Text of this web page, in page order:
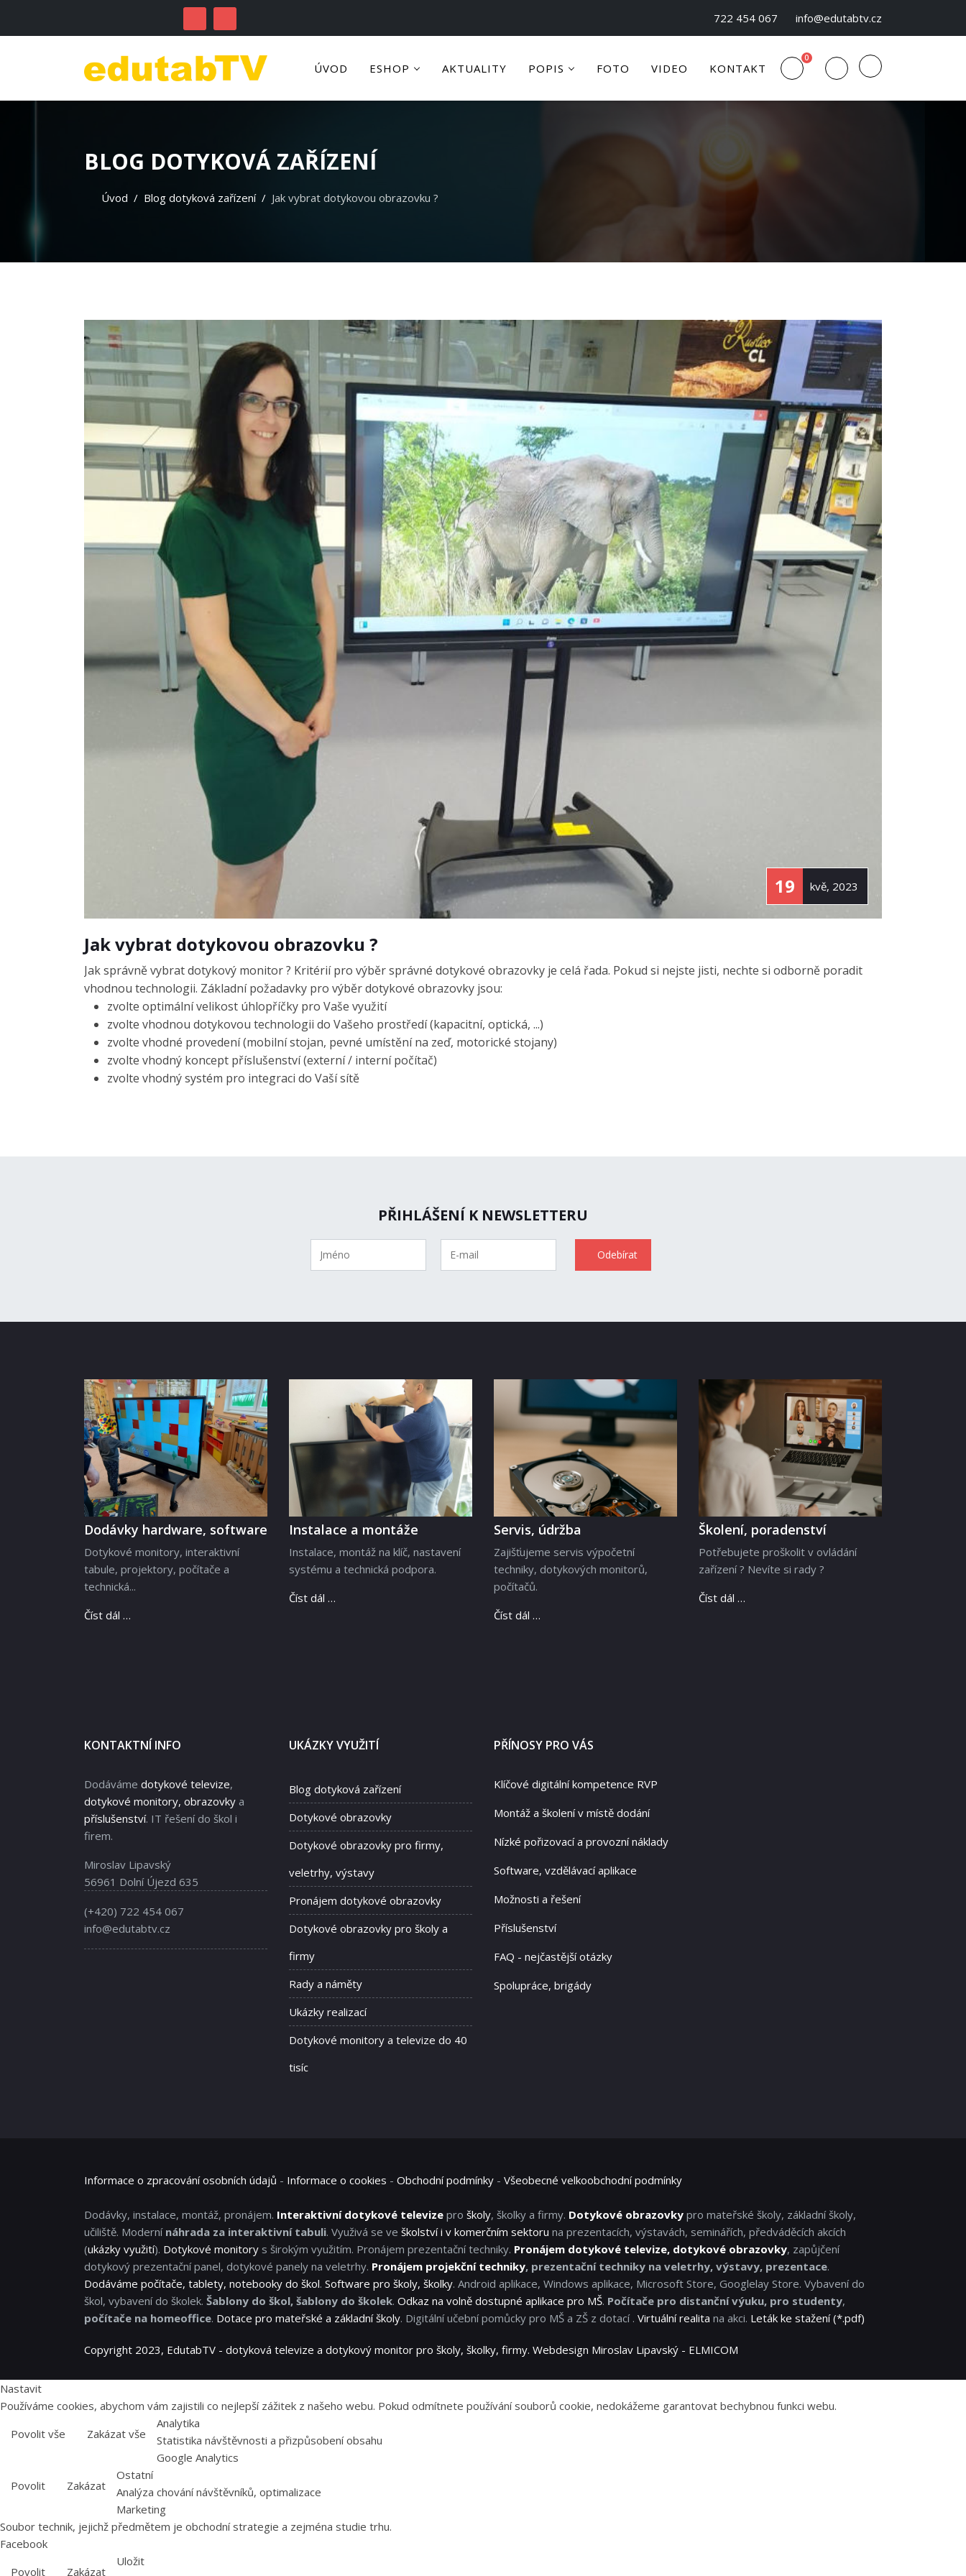
722 454 067 info@edutabtv.cz
0
ÚVOD ESHOP AKTUALITY POPIS FOTO VIDEO KONTAKT
BLOG DOTYKOVÁ ZAŘÍZENÍ
Úvod Blog dotyková zařízení Jak vybrat dotykovou obrazovku ?
19 kvě, 2023
Jak vybrat dotykovou obrazovku ?
Jak správně vybrat dotykový monitor ? Kritérií pro výběr správné dotykové obrazovky je celá řada. Pokud si nejste jisti, nechte si odborně poradit
vhodnou technologii. Základní požadavky pro výběr dotykové obrazovky jsou:
zvolte optimální velikost úhlopříčky pro Vaše využití
zvolte vhodnou dotykovou technologii do Vašeho prostředí (kapacitní, optická, ...)
zvolte vhodné provedení (mobilní stojan, pevné umístění na zeď, motorické stojany)
zvolte vhodný koncept příslušenství (externí / interní počítač)
zvolte vhodný systém pro integraci do Vaší sítě
PŘIHLÁŠENÍ K NEWSLETTERU
Dodávky hardware, software
Dotykové monitory, interaktivní
tabule, projektory, počítače a
technická...
Číst dál …
Instalace a montáže
Instalace, montáž na klíč, nastavení
systému a technická podpora.
Číst dál …
Servis, údržba
Zajišťujeme servis výpočetní
techniky, dotykových monitorů,
počítačů.
Číst dál …
Školení, poradenství
Potřebujete proškolit v ovládání
zařízení ? Nevíte si rady ?
Číst dál …
KONTAKTNÍ INFO
Dodáváme dotykové televize,
dotykové monitory, obrazovky a
příslušenství. IT řešení do škol i
firem.
Miroslav Lipavský
56961 Dolní Újezd 635
(+420) 722 454 067
info@edutabtv.cz
UKÁZKY VYUŽITÍ
Blog dotyková zařízení
Dotykové obrazovky
Dotykové obrazovky pro firmy,
veletrhy, výstavy
Pronájem dotykové obrazovky
Dotykové obrazovky pro školy a
firmy
Rady a náměty
Ukázky realizací
Dotykové monitory a televize do 40
tisíc
PŘÍNOSY PRO VÁS
Klíčové digitální kompetence RVP
Montáž a školení v místě dodání
Nízké pořizovací a provozní náklady
Software, vzdělávací aplikace
Možnosti a řešení
Příslušenství
FAQ - nejčastější otázky
Spolupráce, brigády
Informace o zpracování osobních údajů - Informace o cookies - Obchodní podmínky - Všeobecné velkoobchodní podmínky
Dodávky, instalace, montáž, pronájem. Interaktivní dotykové televize pro školy, školky a firmy. Dotykové obrazovky pro mateřské školy, základní školy,
učiliště. Moderní náhrada za interaktivní tabuli. Využivá se ve školství i v komerčním sektoru na prezentacích, výstavách, seminářích, předváděcích akcích
(ukázky využití). Dotykové monitory s širokým využitím. Pronájem prezentační techniky. Pronájem dotykové televize, dotykové obrazovky, zapůjčení
dotykový prezentační panel, dotykové panely na veletrhy. Pronájem projekční techniky, prezentační techniky na veletrhy, výstavy, prezentace.
Dodáváme počítače, tablety, notebooky do škol. Software pro školy, školky. Android aplikace, Windows aplikace, Microsoft Store, Googlelay Store. Vybavení do
škol, vybavení do školek. Šablony do škol, šablony do školek. Odkaz na volně dostupné aplikace pro MŠ. Počítače pro distanční výuku, pro studenty,
počítače na homeoffice. Dotace pro mateřské a základní školy. Digitální učební pomůcky pro MŠ a ZŠ z dotací . Virtuální realita na akci. Leták ke stažení (*.pdf)
Copyright 2023, EdutabTV - dotyková televize a dotykový monitor pro školy, školky, firmy. Webdesign Miroslav Lipavský - ELMICOM
Nastavit
Používáme cookies, abychom vám zajistili co nejlepší zážitek z našeho webu. Pokud odmítnete používání souborů cookie, nedokážeme garantovat bechybnou funkci webu.
Povolit vše
Zakázat vše
Analytika
Statistika návštěvnosti a přizpůsobení obsahu
Google Analytics
Povolit
Zakázat
Ostatní
Analýza chování návštěvníků, optimalizace
Marketing
Soubor technik, jejichž předmětem je obchodní strategie a zejména studie trhu.
Facebook
Povolit
Zakázat
Uložit